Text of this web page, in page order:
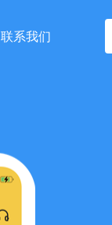
联系我们